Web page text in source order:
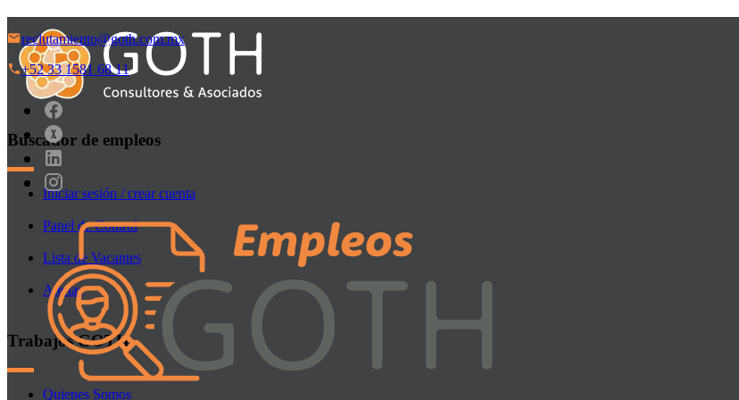
reclutamiento@goth.com.mx
+52 33 1581 68 11
Buscador de empleos
Iniciar sesión / crear cuenta
Panel de Control
Lista de Vacantes
Alertas
Trabajos GOTH
Quienes Somos